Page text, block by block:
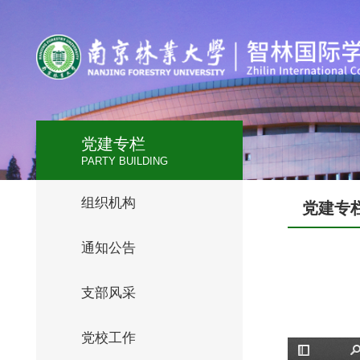
党建专栏
PARTY BUILDING
组织机构
通知公告
支部风采
党校工作
党建专